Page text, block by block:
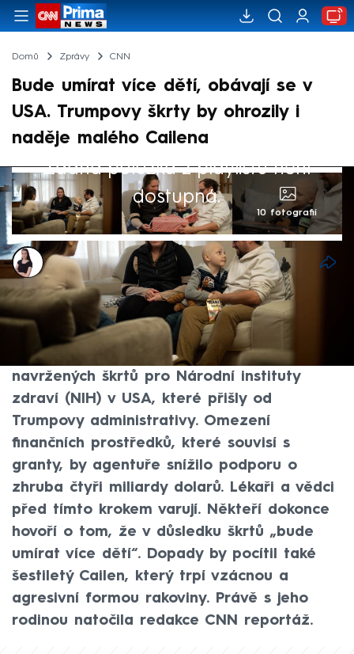
Domů Zprávy CNN
Bude umírat více dětí, obávají se v
USA. Trumpovy škrty by ohrozily i
naděje malého Cailena
Žádná položka z playlistu není
dostupná.
10 fotografií
Monika Kabourková
10. bře 2025, 10:28
Naděje tisíců rodin a dětských
onkologických pacientů na uzdravení je v
ohrožení. Takové jsou důsledky nedávno
navržených škrtů pro Národní instituty
zdraví (NIH) v USA, které přišly od
Trumpovy administrativy. Omezení
finančních prostředků, které souvisí s
granty, by agentuře snížilo podporu o
zhruba čtyři miliardy dolarů. Lékaři a vědci
před tímto krokem varují. Někteří dokonce
hovoří o tom, že v důsledku škrtů „bude
umírat více dětí“. Dopady by pocítil také
šestiletý Cailen, který trpí vzácnou a
agresivní formou rakoviny. Právě s jeho
rodinou natočila redakce CNN reportáž.